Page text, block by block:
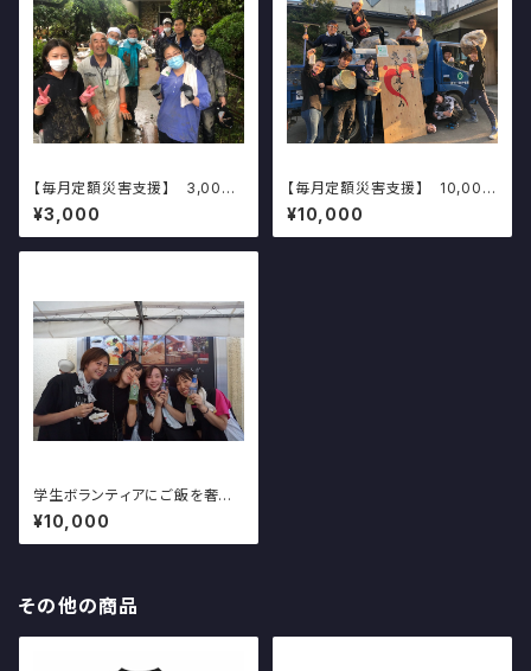
【毎月定額災害支援】 3,000
円コース
¥3,000
【毎月定額災害支援】 10,000
円コース
¥10,000
学生ボランティアにご飯を奢る
ことができる権利
¥10,000
その他の商品